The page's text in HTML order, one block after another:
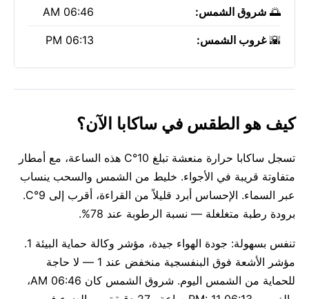
🌅 شروق الشمس: 06:46 AM
🌇غروب الشمس: 06:13 PM
كيف هو الطقس في ساكابا الآن؟
تسجل ساكابا حرارة منعشة تبلغ 10°C هذه الساعة، مع أمطار
متفاوتة قريبة في الأجواء. خليط من الشمس والسحب ينساب
عبر السماء. الإحساس أبرد قليلاً من القراءة، أقرب إلى 9°C.
برودة رطبة متغلغلة — نسبة الرطوبة عند 78%.
تنفس بسهولة: جودة الهواء جيدة، مؤشر وكالة حماية البيئة 1.
مؤشر الأشعة فوق البنفسجية منخفض عند 1 — لا حاجة
للحماية من الشمس اليوم. شروق الشمس كان 06:46 AM،